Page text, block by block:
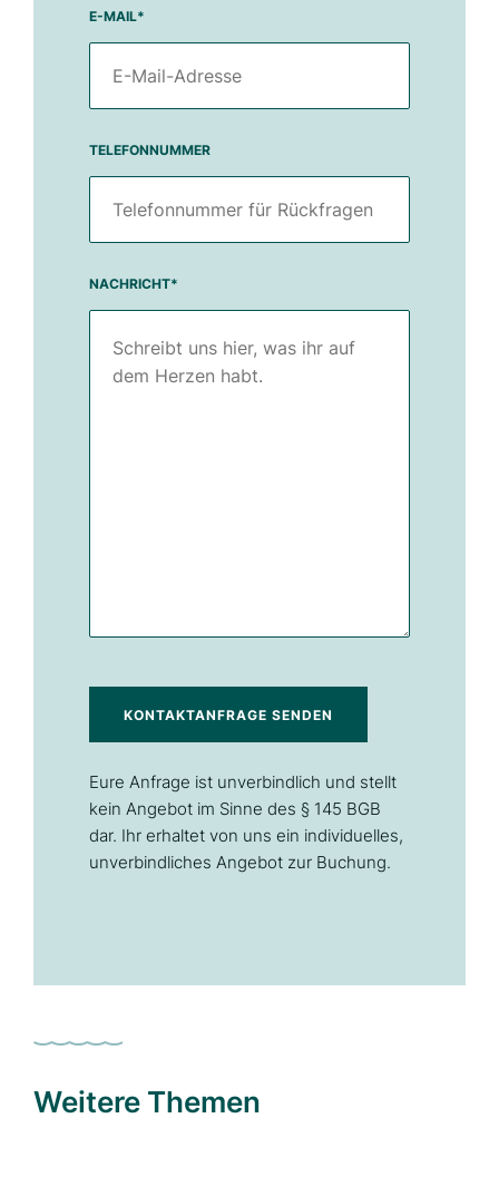
E-MAIL*
TELEFONNUMMER
NACHRICHT*
KONTAKTANFRAGE SENDEN
Eure Anfrage ist unverbindlich und stellt
kein Angebot im Sinne des § 145 BGB
dar. Ihr erhaltet von uns ein individuelles,
unverbindliches Angebot zur Buchung.
Weitere Themen